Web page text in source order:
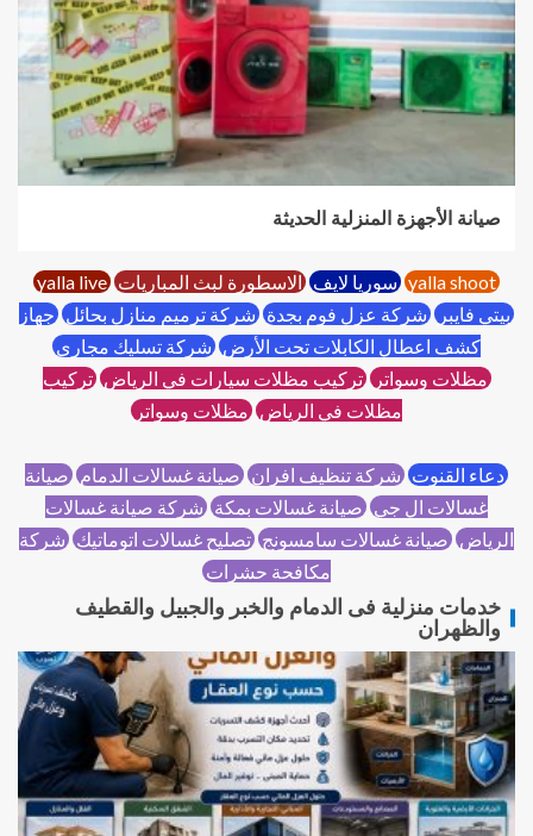
صيانة الأجهزة المنزلية الحديثة
yalla shoot سوريا لايفالاسطورة لبث المبارياتyalla live
بيتي فايبرشركة عزل فوم بجدةشركة ترميم منازل بحائلجهاز
كشف اعطال الكابلات تحت الأرضشركة تسليك مجاري
مظلات وسواترتركيب مظلات سيارات في الرياضتركيب
مظلات في الرياضمظلات وسواتر
دعاء القنوتشركة تنظيف افرانصيانة غسالات الدمامصيانة
غسالات ال جيصيانة غسالات بمكةشركة صيانة غسالات
الرياضصيانة غسالات سامسونجتصليح غسالات اتوماتيكشركة
مكافحة حشرات
خدمات منزلية فى الدمام والخبر والجبيل والقطيف
والظهران